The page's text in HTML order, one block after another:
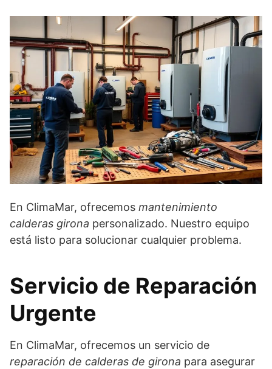
En ClimaMar, ofrecemos mantenimiento
calderas girona personalizado. Nuestro equipo
está listo para solucionar cualquier problema.
Servicio de Reparación
Urgente
En ClimaMar, ofrecemos un servicio de
reparación de calderas de girona para asegurar